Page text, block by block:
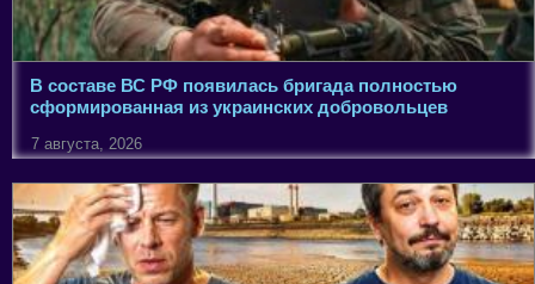
В составе ВС РФ появилась бригада полностью
сформированная из украинских добровольцев
7 августа, 2026